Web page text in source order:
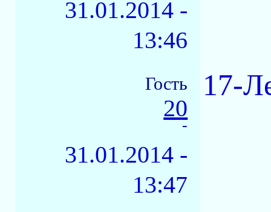
31.01.2014 -
13:46
Гость
20
-
31.01.2014 -
13:47
17-